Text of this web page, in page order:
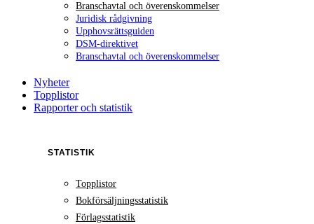
Branschavtal och överenskommelser
Juridisk rådgivning
Upphovsrättsguiden
DSM-direktivet
Branschavtal och överenskommelser
Nyheter
Topplistor
Rapporter och statistik
STATISTIK
Topplistor
Bokförsäljningsstatistik
Förlagsstatistik